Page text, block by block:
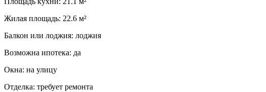
Жилая площадь: 22.6 м²
Балкон или лоджия: лоджия
Возможна ипотека: да
Окна: на улицу
Отделка: требует ремонта